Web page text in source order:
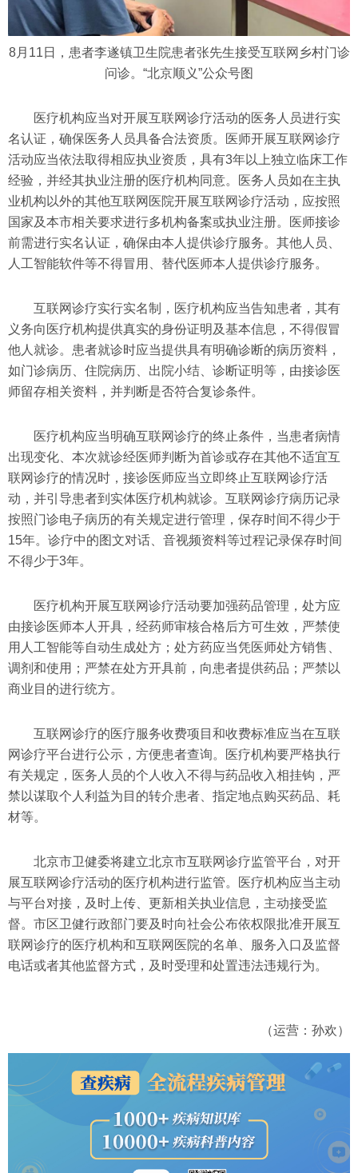
8月11日，患者李遂镇卫生院患者张先生接受互联网乡村门诊
问诊。“北京顺义”公众号图
医疗机构应当对开展互联网诊疗活动的医务人员进行实
名认证，确保医务人员具备合法资质。医师开展互联网诊疗
活动应当依法取得相应执业资质，具有3年以上独立临床工作
经验，并经其执业注册的医疗机构同意。医务人员如在主执
业机构以外的其他互联网医院开展互联网诊疗活动，应按照
国家及本市相关要求进行多机构备案或执业注册。医师接诊
前需进行实名认证，确保由本人提供诊疗服务。其他人员、
人工智能软件等不得冒用、替代医师本人提供诊疗服务。
互联网诊疗实行实名制，医疗机构应当告知患者，其有
义务向医疗机构提供真实的身份证明及基本信息，不得假冒
他人就诊。患者就诊时应当提供具有明确诊断的病历资料，
如门诊病历、住院病历、出院小结、诊断证明等，由接诊医
师留存相关资料，并判断是否符合复诊条件。
医疗机构应当明确互联网诊疗的终止条件，当患者病情
出现变化、本次就诊经医师判断为首诊或存在其他不适宜互
联网诊疗的情况时，接诊医师应当立即终止互联网诊疗活
动，并引导患者到实体医疗机构就诊。互联网诊疗病历记录
按照门诊电子病历的有关规定进行管理，保存时间不得少于
15年。诊疗中的图文对话、音视频资料等过程记录保存时间
不得少于3年。
医疗机构开展互联网诊疗活动要加强药品管理，处方应
由接诊医师本人开具，经药师审核合格后方可生效，严禁使
用人工智能等自动生成处方；处方药应当凭医师处方销售、
调剂和使用；严禁在处方开具前，向患者提供药品；严禁以
商业目的进行统方。
互联网诊疗的医疗服务收费项目和收费标准应当在互联
网诊疗平台进行公示，方便患者查询。医疗机构要严格执行
有关规定，医务人员的个人收入不得与药品收入相挂钩，严
禁以谋取个人利益为目的转介患者、指定地点购买药品、耗
材等。
北京市卫健委将建立北京市互联网诊疗监管平台，对开
展互联网诊疗活动的医疗机构进行监管。医疗机构应当主动
与平台对接，及时上传、更新相关执业信息，主动接受监
督。市区卫健行政部门要及时向社会公布依权限批准开展互
联网诊疗的医疗机构和互联网医院的名单、服务入口及监督
电话或者其他监督方式，及时受理和处置违法违规行为。
（运营：孙欢）